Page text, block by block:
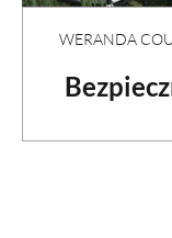
WERANDA